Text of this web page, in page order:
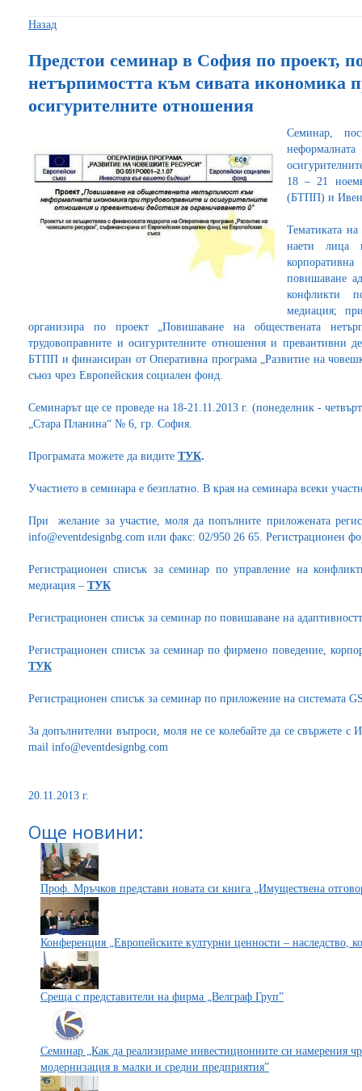
Назад
Предстои семинар в София по проект,
нетърпимостта към сивата икономика
осигурителните отношения
Семинар,
18 – 21
(БТПП) и
Тематиката
наети лица
повишаване
конфликти
медиация;
организира по проект „Повишаване на обществената
трудовоправните и осигурителните отношения и превантивни
БТПП и финансиран от Оперативна програма „Развитие на
съюз чрез Европейския социален фонд.
Семинарът ще се проведе на 18-21.11.2013 г. (понеделник -
„Стара Планина“ № 6, гр. София.
Програмата можете да видите ТУК.
Участието в семинара е безплатно. В края на семинара всеки
При желание за участие, моля да попълните приложената
info@eventdesignbg.com или факс: 02/950 26 65. Регистрационен
Регистрационен списък за семинар по управление на
медиация – ТУК
Регистрационен списък за семинар по повишаване на
Регистрационен списък за семинар по фирмено поведение,
ТУК
Регистрационен списък за семинар по приложение на системата
За допълнителни въпроси, моля не се колебайте да се свържете
mail info@eventdesignbg.com
20.11.2013 г.
Още новини:
Проф. Мръчков представи новата си книга „Имуществена
Конференция „Европейските културни ценности – наследство,
Среща с представители на фирма „Велграф Груп”
Семинар „Как да реализираме инвестиционните си намерения
модернизация в малки и средни предприятия”